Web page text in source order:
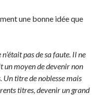
une bonne idée que
pas de sa faute. Il ne
un moyen de devenir non
titre de noblesse mais
titres, devenir un grand